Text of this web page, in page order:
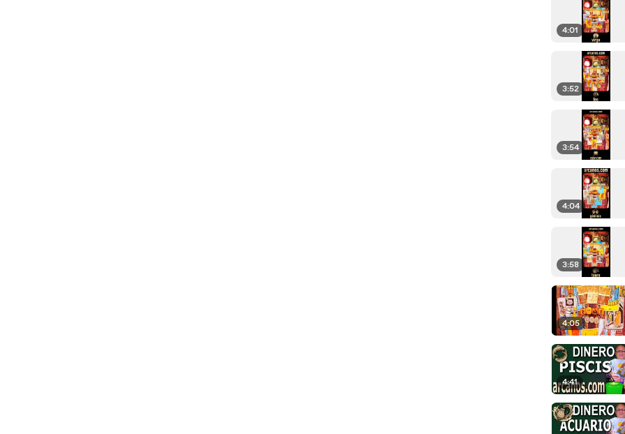
4:01
3:52
3:54
4:04
3:58
4:05
4:41